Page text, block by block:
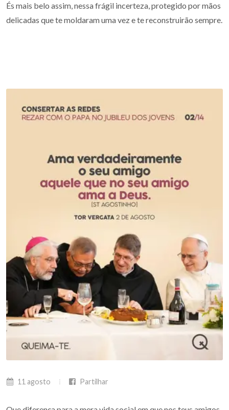
És mais belo assim, nessa frágil incerteza, protegido por mãos
delicadas que te moldaram uma vez e te reconstruirão sempre.
11 agosto Partilhar